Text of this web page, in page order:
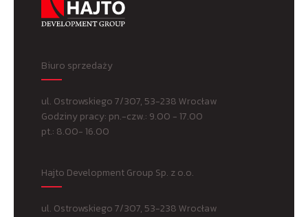
Biuro sprzedaży
ul. Ostrowskiego 7/307, 53-238 Wrocław
Godziny pracy: pn.-czw.: 9.00 - 17.00
pt.: 8.00- 16.00
Hajto Development Group Sp. z o.o.
ul. Ostrowskiego 7/307, 53-238 Wrocław